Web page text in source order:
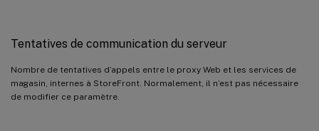
Tentatives de communication du serveur
Nombre de tentatives d’appels entre le proxy Web et les services de
magasin, internes à StoreFront. Normalement, il n’est pas nécessaire
de modifier ce paramètre.